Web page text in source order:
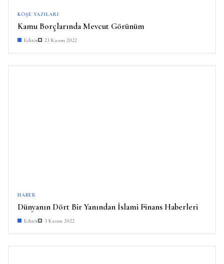
KÖŞE YAZILARI
Kamu Borçlarında Mevcut Görünüm
Editör 23 Kasım 2022
HABER
Dünyanın Dört Bir Yanından İslami Finans Haberleri
Editör 3 Kasım 2022